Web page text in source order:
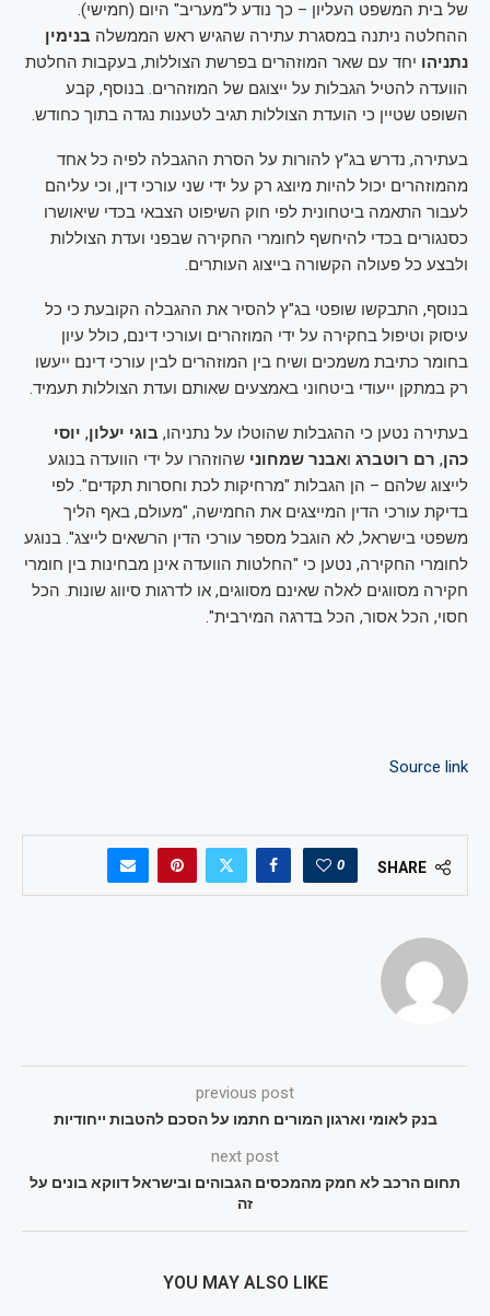
של בית המשפט העליון – כך נודע ל"מעריב" היום (חמישי).
ההחלטה ניתנה במסגרת עתירה שהגיש ראש הממשלה בנימין
נתניהו יחד עם שאר המוזהרים בפרשת הצוללות, בעקבות החלטת
הוועדה להטיל הגבלות על ייצוגם של המוזהרים. בנוסף, קבע
השופט שטיין כי הועדת הצוללות תגיב לטענות נגדה בתוך כחודש.
בעתירה, נדרש בג"ץ להורות על הסרת ההגבלה לפיה כל אחד
מהמוזהרים יכול להיות מיוצג רק על ידי שני עורכי דין, וכי עליהם
לעבור התאמה ביטחונית לפי חוק השיפוט הצבאי בכדי שיאושרו
כסנגורים בכדי להיחשף לחומרי החקירה שבפני ועדת הצוללות
ולבצע כל פעולה הקשורה בייצוג העותרים.
בנוסף, התבקשו שופטי בג"ץ להסיר את ההגבלה הקובעת כי כל
עיסוק וטיפול בחקירה על ידי המוזהרים ועורכי דינם, כולל עיון
בחומר כתיבת משמכים ושיח בין המוזהרים לבין עורכי דינם ייעשו
רק במתקן ייעודי ביטחוני באמצעים שאותם ועדת הצוללות תעמיד.
בעתירה נטען כי ההגבלות שהוטלו על נתניהו, בוגי יעלון, יוסי
כהן, רם רוטברג ואבנר שמחוני שהוזהרו על ידי הוועדה בנוגע
לייצוג שלהם – הן הגבלות "מרחיקות לכת וחסרות תקדים". לפי
בדיקת עורכי הדין המייצגים את החמישה, "מעולם, באף הליך
משפטי בישראל, לא הוגבל מספר עורכי הדין הרשאים לייצג". בנוגע
לחומרי החקירה, נטען כי "החלטות הוועדה אינן מבחינות בין חומרי
חקירה מסווגים לאלה שאינם מסווגים, או לדרגות סיווג שונות. הכל
חסוי, הכל אסור, הכל בדרגה המירבית".
Source link
SHARE
0
previous post
בנק לאומי וארגון המורים חתמו על הסכם להטבות ייחודיות
next post
תחום הרכב לא חמק מהמכסים הגבוהים ובישראל דווקא בונים על
זה
YOU MAY ALSO LIKE